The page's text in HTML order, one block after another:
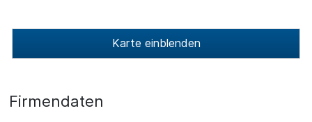
Karte einblenden
Firmendaten